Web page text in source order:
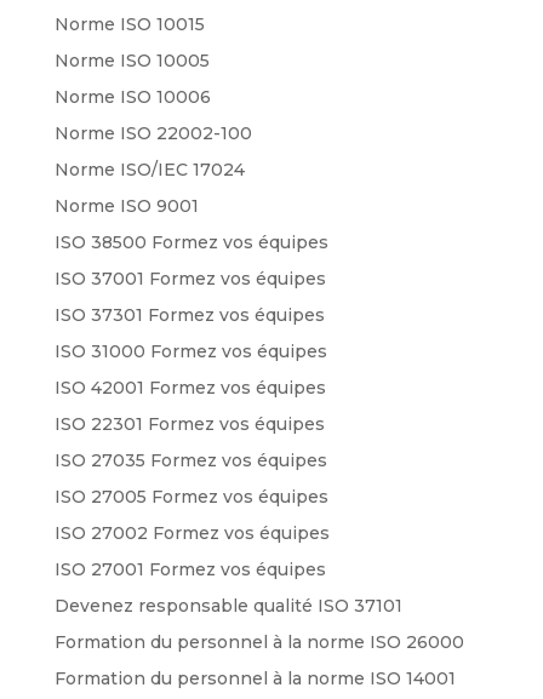
Norme ISO 10015
Norme ISO 10005
Norme ISO 10006
Norme ISO 22002-100
Norme ISO/IEC 17024
Norme ISO 9001
ISO 38500 Formez vos équipes
ISO 37001 Formez vos équipes
ISO 37301 Formez vos équipes
ISO 31000 Formez vos équipes
ISO 42001 Formez vos équipes
ISO 22301 Formez vos équipes
ISO 27035 Formez vos équipes
ISO 27005 Formez vos équipes
ISO 27002 Formez vos équipes
ISO 27001 Formez vos équipes
Devenez responsable qualité ISO 37101
Formation du personnel à la norme ISO 26000
Formation du personnel à la norme ISO 14001